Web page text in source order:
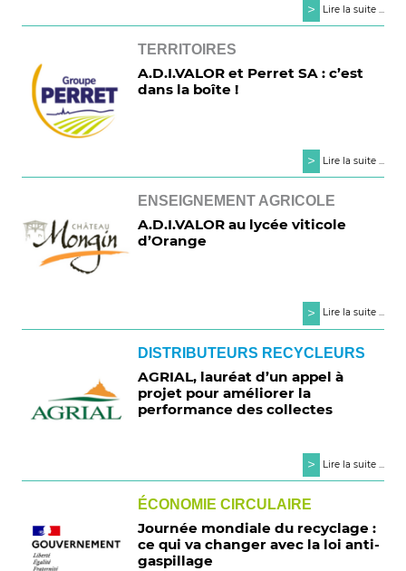
> Lire la suite ...
TERRITOIRES
A.D.I.VALOR et Perret SA : c’est
dans la boîte !
> Lire la suite ...
ENSEIGNEMENT AGRICOLE
A.D.I.VALOR au lycée viticole
d’Orange
> Lire la suite ...
DISTRIBUTEURS RECYCLEURS
AGRIAL, lauréat d’un appel à
projet pour améliorer la
performance des collectes
> Lire la suite ...
ÉCONOMIE CIRCULAIRE
Journée mondiale du recyclage :
ce qui va changer avec la loi anti-
gaspillage